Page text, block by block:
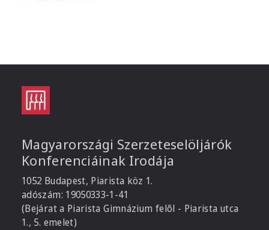
Magyarországi Szerzeteselöljárók
Konferenciáinak Irodája
1052 Budapest, Piarista köz 1.
adószám: 19050333-1-41
(Bejárat a Piarista Gimnázium felől - Piarista utca
1., 5. emelet)